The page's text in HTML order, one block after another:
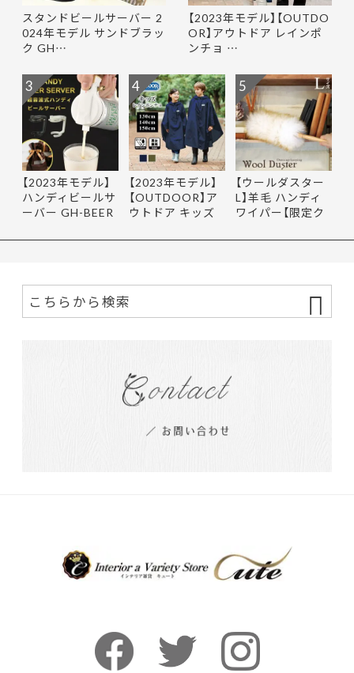
スタンドビールサーバー 2
024年モデル サンドブラッ
ク GH…
【2023年モデル】【OUTDO
OR】アウトドア レインポ
ンチョ …
【2023年モデル】
ハンディビールサ
ーバー GH-BEER
3
【2023年モデル】
【OUTDOOR】ア
ウトドア キッズ
4
【ウールダスター
L】羊毛 ハンディ
ワイパー【限定ク
5